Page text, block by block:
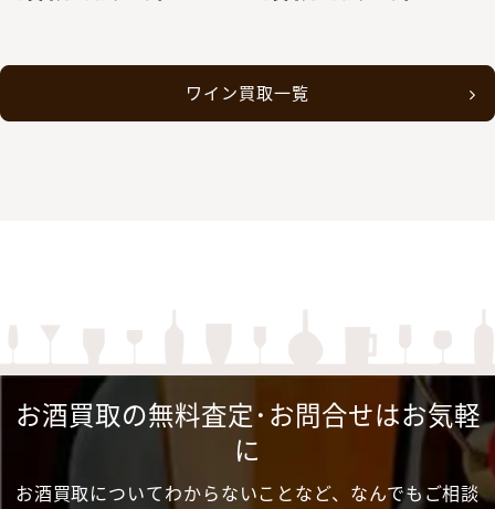
ワイン買取一覧
お酒買取の無料査定･お問合せはお気軽
に
お酒買取についてわからないことなど、なんでもご相談